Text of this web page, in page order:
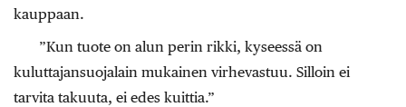
kauppaan.
”Kun tuote on alun perin rikki, kyseessä on
kuluttajansuojalain mukainen virhevastuu. Silloin ei
tarvita takuuta, ei edes kuittia.”